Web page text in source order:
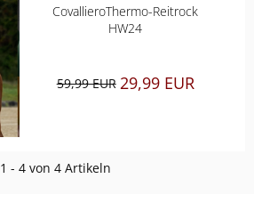
CovallieroThermo-Reitrock
HW24
59,99 EUR 29,99 EUR
1 - 4 von 4 Artikeln